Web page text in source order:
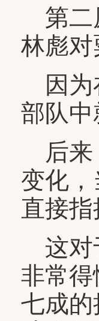
第二
林彪
因为
部队
后来
变化
直接指
这对
非常
七成